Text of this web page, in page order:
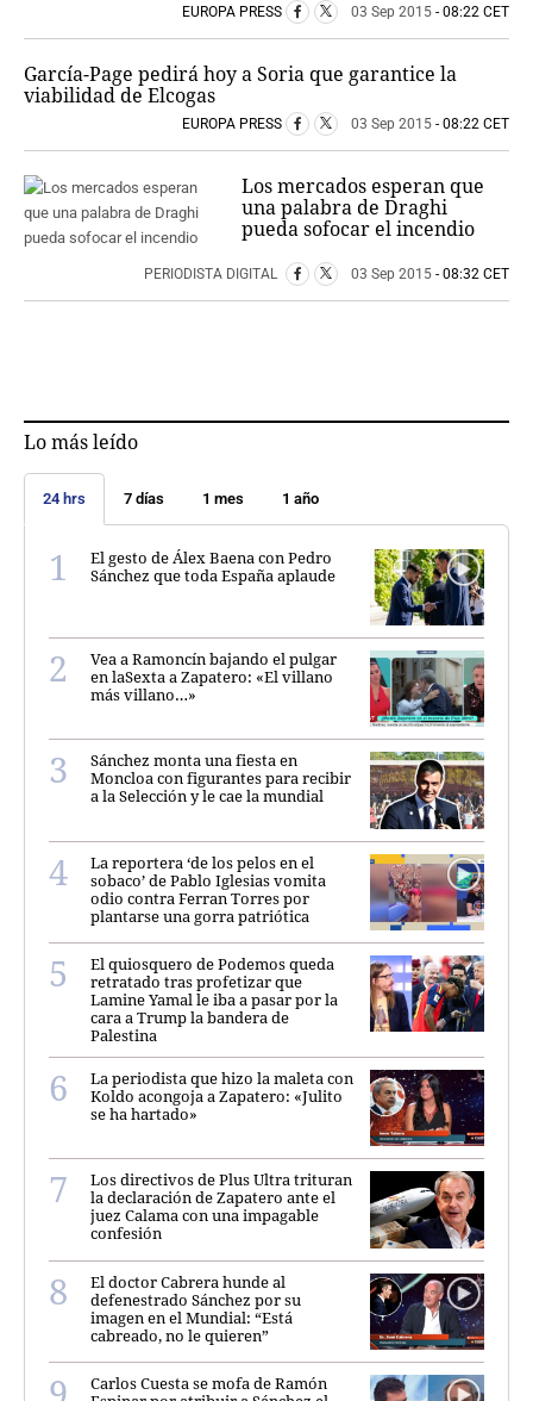
EUROPA PRESS 03 Sep 2015 - 08:22 CET
García-Page pedirá hoy a Soria que garantice la
viabilidad de Elcogas
EUROPA PRESS 03 Sep 2015 - 08:22 CET
Los mercados esperan que
una palabra de Draghi
pueda sofocar el incendio
PERIODISTA DIGITAL 03 Sep 2015 - 08:32 CET
Lo más leído
24 hrs 7 días 1 mes 1 año
El gesto de Álex Baena con Pedro
Sánchez que toda España aplaude
Vea a Ramoncín bajando el pulgar
en laSexta a Zapatero: «El villano
más villano…»
Sánchez monta una fiesta en
Moncloa con figurantes para recibir
a la Selección y le cae la mundial
La reportera ‘de los pelos en el
sobaco’ de Pablo Iglesias vomita
odio contra Ferran Torres por
plantarse una gorra patriótica
El quiosquero de Podemos queda
retratado tras profetizar que
Lamine Yamal le iba a pasar por la
cara a Trump la bandera de
Palestina
La periodista que hizo la maleta con
Koldo acongoja a Zapatero: «Julito
se ha hartado»
Los directivos de Plus Ultra trituran
la declaración de Zapatero ante el
juez Calama con una impagable
confesión
El doctor Cabrera hunde al
defenestrado Sánchez por su
imagen en el Mundial: “Está
cabreado, no le quieren”
Carlos Cuesta se mofa de Ramón